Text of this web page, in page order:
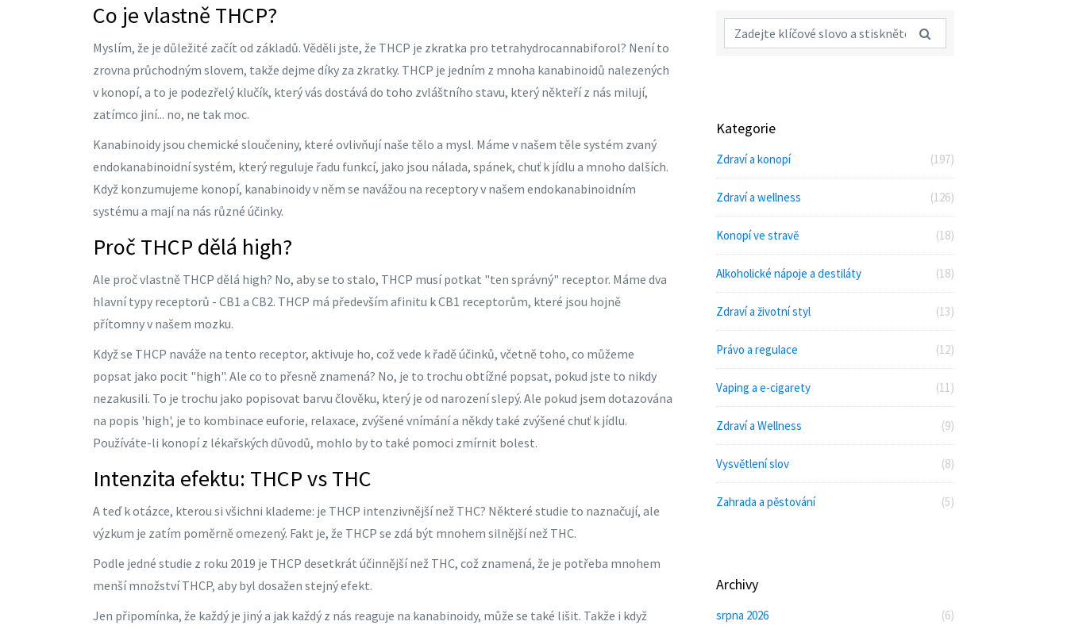
Co je vlastně THCP?
Myslím, že je důležité začít od základů. Věděli jste, že THCP je zkratka pro tetrahydrocannabiforol? Není to
zrovna průchodným slovem, takže dejme díky za zkratky. THCP je jedním z mnoha kanabinoidů nalezených
v konopí, a to je podezřelý klučík, který vás dostává do toho zvláštního stavu, který někteří z nás milují,
zatímco jiní... no, ne tak moc.
Kanabinoidy jsou chemické sloučeniny, které ovlivňují naše tělo a mysl. Máme v našem těle systém zvaný
endokanabinoidní systém, který reguluje řadu funkcí, jako jsou nálada, spánek, chuť k jídlu a mnoho dalších.
Když konzumujeme konopí, kanabinoidy v něm se navážou na receptory v našem endokanabinoidním
systému a mají na nás různé účinky.
Proč THCP dělá high?
Ale proč vlastně THCP dělá high? No, aby se to stalo, THCP musí potkat "ten správný" receptor. Máme dva
hlavní typy receptorů - CB1 a CB2. THCP má především afinitu k CB1 receptorům, které jsou hojně
přítomny v našem mozku.
Když se THCP naváže na tento receptor, aktivuje ho, což vede k řadě účinků, včetně toho, co můžeme
popsat jako pocit "high". Ale co to přesně znamená? No, je to trochu obtížné popsat, pokud jste to nikdy
nezakusili. To je trochu jako popisovat barvu člověku, který je od narození slepý. Ale pokud jsem dotazována
na popis 'high', je to kombinace euforie, relaxace, zvýšené vnímání a někdy také zvýšené chuť k jídlu.
Používáte-li konopí z lékařských důvodů, mohlo by to také pomoci zmírnit bolest.
Intenzita efektu: THCP vs THC
A teď k otázce, kterou si všichni klademe: je THCP intenzivnější než THC? Některé studie to naznačují, ale
výzkum je zatím poměrně omezený. Fakt je, že THCP se zdá být mnohem silnější než THC.
Podle jedné studie z roku 2019 je THCP desetkrát účinnější než THC, což znamená, že je potřeba mnohem
menší množství THCP, aby byl dosažen stejný efekt.
Jen připomínka, že každý je jiný a jak každý z nás reaguje na kanabinoidy, může se také lišit. Takže i když
Kategorie
Zdraví a konopí (197)
Zdraví a wellness (126)
Konopí ve stravě (18)
Alkoholické nápoje a destiláty (18)
Zdraví a životní styl (13)
Právo a regulace (12)
Vaping a e-cigarety (11)
Zdraví a Wellness (9)
Vysvětlení slov (8)
Zahrada a pěstování (5)
Archivy
srpna 2026 (6)